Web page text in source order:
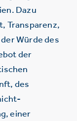
Dazu
Transparenz,
Würde des
der
des
einer